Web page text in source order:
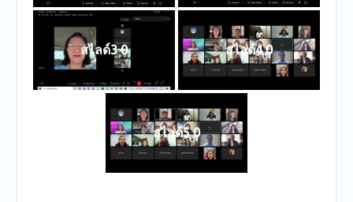
สไลด์3 0 สไลด์4 0
สไลด์5 0